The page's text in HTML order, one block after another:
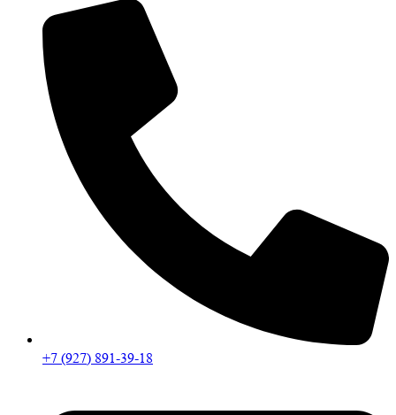
+7 (927) 891-39-18